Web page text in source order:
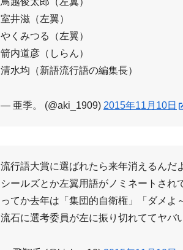
室井滋（左翼）
やくみつる（左翼）
箭内道彦（しらん）
清水均（新語流行語の編集長）
— 亜季。 (@aki_1909) 2015年11月10日
流行語大賞に選ばれたら来年消えるんだ
シールズとか左翼用語がノミネートされ
ってか去年は「集団的自衛権」「ダメよ
流石に選考委員が左に振り切れててヤバ